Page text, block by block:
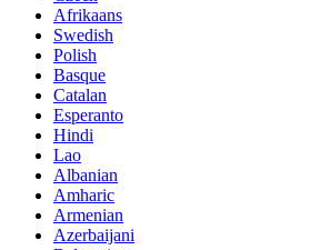
Afrikaans
Swedish
Polish
Basque
Catalan
Esperanto
Hindi
Lao
Albanian
Amharic
Armenian
Azerbaijani